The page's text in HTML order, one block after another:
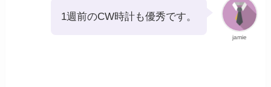
jamie
1週前のCW時計も優秀です。